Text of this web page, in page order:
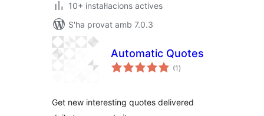
10+ instal·lacions actives
S'ha provat amb 7.0.3
Automatic Quotes
(1 puntuacions
totals
)
Get new interesting quotes delivered